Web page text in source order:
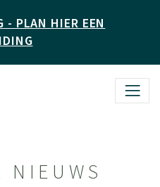
- PLAN HIER EEN
NIEUWS